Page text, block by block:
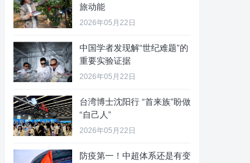
旅动能
2026年05月22日
中国学者发现解“世纪难题”的
重要实验证据
2026年05月22日
台湾博士沈阳行 “首来族”盼做
“自己人”
2026年05月22日
防疫第一！中超体系还是有变